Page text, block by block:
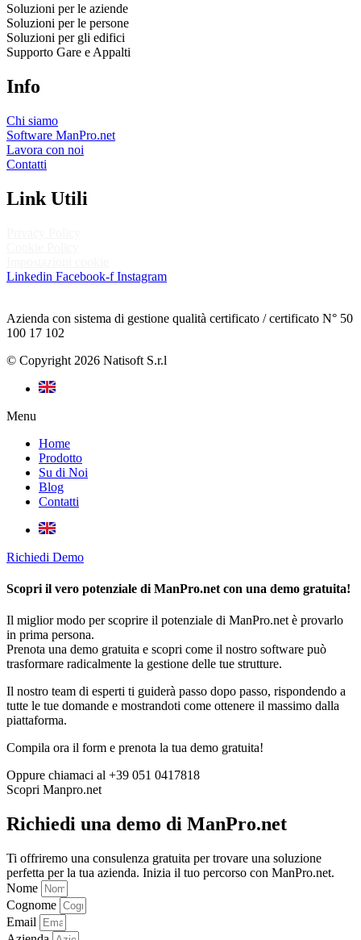
Soluzioni per le aziende
Soluzioni per le persone
Soluzioni per gli edifici
Supporto Gare e Appalti
Info
Chi siamo
Software ManPro.net
Lavora con noi
Contatti
Link Utili
Linkedin Facebook-f Instagram
Azienda con sistema di gestione qualità certificato / certificato N° 50
100 17 102
© Copyright 2026 Natisoft S.r.l
Menu
Home
Prodotto
Su di Noi
Blog
Contatti
Richiedi Demo
Scopri il vero potenziale di ManPro.net con una demo gratuita!
Il miglior modo per scoprire il potenziale di ManPro.net è provarlo
in prima persona.
Prenota una demo gratuita e scopri come il nostro software può
trasformare radicalmente la gestione delle tue strutture.
Il nostro team di esperti ti guiderà passo dopo passo, rispondendo a
tutte le tue domande e mostrandoti come ottenere il massimo dalla
piattaforma.
Compila ora il form e prenota la tua demo gratuita!
Oppure chiamaci al +39 051 0417818
Scopri Manpro.net
Richiedi una demo di ManPro.net
Ti offriremo una consulenza gratuita per trovare una soluzione
perfetta per la tua azienda. Inizia il tuo percorso con ManPro.net.
Nome
Cognome
Email